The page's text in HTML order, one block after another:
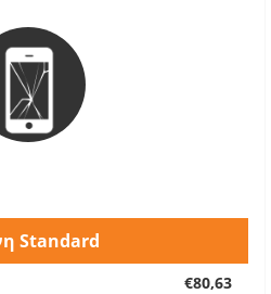
Standard
€80,63